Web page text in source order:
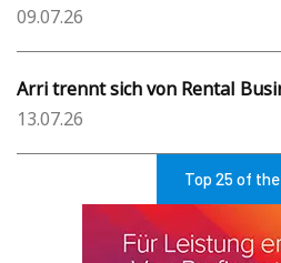
09.07.26
Arri trennt sich von Rental
13.07.26
Top 25 of